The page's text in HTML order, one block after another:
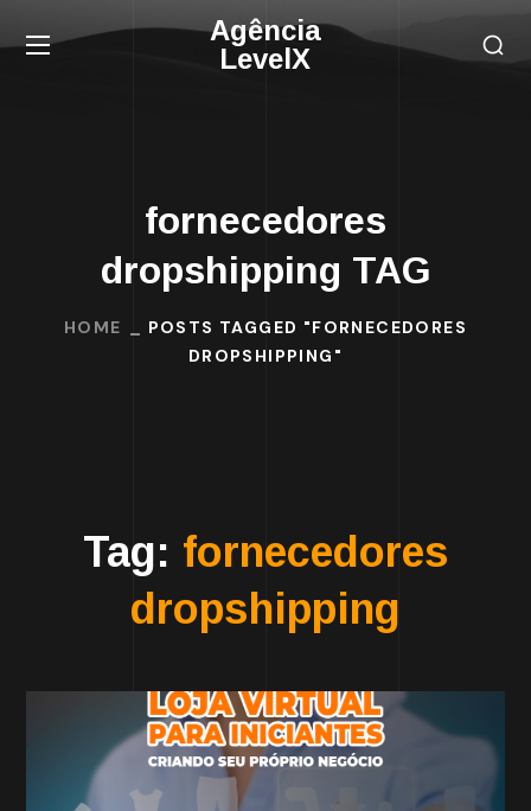
Agência
LevelX
fornecedores
dropshipping TAG
HOME
POSTS TAGGED "FORNECEDORES
DROPSHIPPING"
Tag: fornecedores
dropshipping